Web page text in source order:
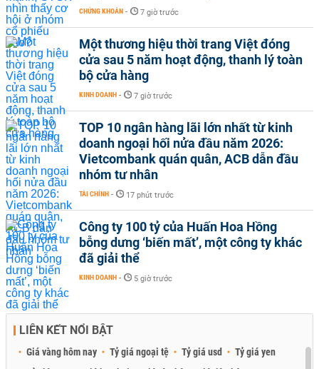
CHỨNG KHOÁN - 7 giờ trước
Một thương hiệu thời trang Việt đóng
cửa sau 5 năm hoạt động, thanh lý toàn
bộ cửa hàng
KINH DOANH - 7 giờ trước
TOP 10 ngân hàng lãi lớn nhất từ kinh
doanh ngoại hối nửa đầu năm 2026:
Vietcombank quán quân, ACB dẫn đầu
nhóm tư nhân
TÀI CHÍNH - 17 phút trước
Công ty 100 tỷ của Huấn Hoa Hồng
bỗng dưng ‘biến mất’, một công ty khác
đã giải thể
KINH DOANH - 5 giờ trước
LIÊN KẾT NỔI BẬT
Giá vàng hôm nay Tỷ giá ngoại tệ Tỷ giá usd
Tỷ giá yen